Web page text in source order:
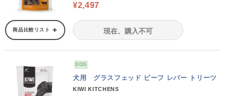
¥2,497
商品比較リスト 現在、購入不可
DOG
犬用 グラスフェッド ビーフ レバー トリーツ
KIWI KITCHENS